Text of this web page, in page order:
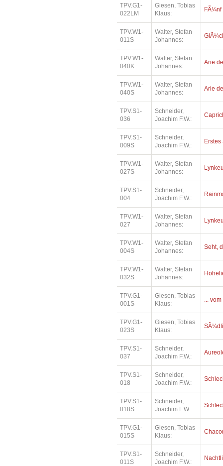
TPV.G1-
022LM
Giesen, Tobias
Klaus:
FÃ¼nf
TPV.W1-
011S
Walter, Stefan
Johannes:
TPV.W1-
040K
Walter, Stefan
Johannes:
Arie
TPV.W1-
040S
Walter, Stefan
Johannes:
Arie
TPV.S1-
036
Schneider,
Joachim F.W.:
TPV.S1-
009S
Schneider,
Joachim F.W.:
TPV.W1-
027S
Walter, Stefan
Johannes:
TPV.S1-
004
Schneider,
Joachim F.W.:
TPV.W1-
027
Walter, Stefan
Johannes:
TPV.W1-
004S
Walter, Stefan
Johannes:
Seht,
TPV.W1-
032S
Walter, Stefan
Johannes:
TPV.G1-
001S
Giesen, Tobias
Klaus:
...
TPV.G1-
023S
Giesen, Tobias
Klaus:
TPV.S1-
037
Schneider,
Joachim F.W.:
TPV.S1-
018
Schneider,
Joachim F.W.:
TPV.S1-
018S
Schneider,
Joachim F.W.:
TPV.G1-
015S
Giesen, Tobias
Klaus:
TPV.S1-
011S
Schneider,
Joachim F.W.: